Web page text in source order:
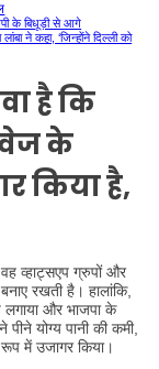
के बिधूड़ी से आगे
ने कहा, ‘जिन्होंने दिल्ली को
है कि
के
किया है,
व्हाट्सएप ग्रुपों और
रखती है। हालांकि,
लगाया और भाजपा के
योग्य पानी की कमी,
में उजागर किया।